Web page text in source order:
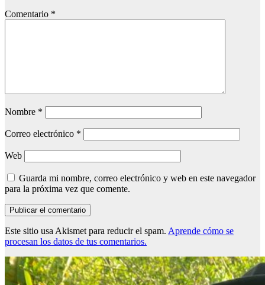
Comentario *
Nombre *
Correo electrónico *
Web
Guarda mi nombre, correo electrónico y web en este navegador
para la próxima vez que comente.
Este sitio usa Akismet para reducir el spam. Aprende cómo se
procesan los datos de tus comentarios.